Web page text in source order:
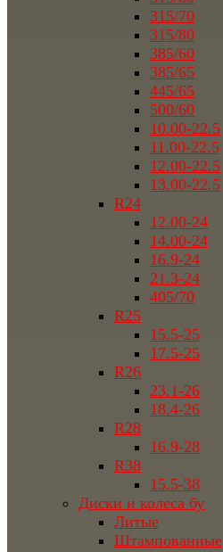
315/70
315/80
385/60
385/65
445/65
500/60
10.00-22.5
11.00-22.5
12.00-22.5
13.00-22.5
R24
12.00-24
14.00-24
16.9-24
21.3-24
405/70
R25
15.5-25
17.5-25
R26
23.1-26
18.4-26
R28
16.9-28
R38
15.5-38
Диски и колеса бу
Литые
Штампованные